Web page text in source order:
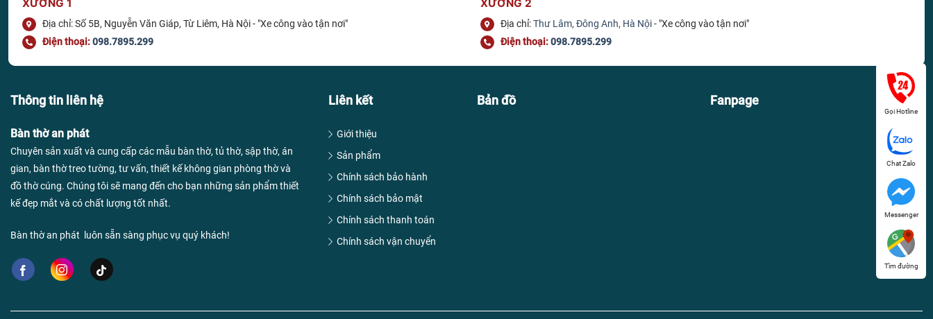
XƯỞNG 1
Địa chỉ: Số 5B, Nguyễn Văn Giáp, Từ Liêm, Hà Nội - "Xe công vào tận nơi"
Điện thoại:098.7895.299
XƯỞNG 2
Địa chỉ:Thư Lâm, Đông Anh, Hà Nội- "Xe công vào tận nơi"
Điện thoại:098.7895.299
Thông tin liên hệ
Bàn thờ an phát
Chuyên sản xuất và cung cấp các mẫu bàn thờ, tủ thờ, sập thờ, án
gian, bàn thờ treo tường, tư vấn, thiết kế không gian phòng thờ và
đồ thờ cúng. Chúng tôi sẽ mang đến cho bạn những sản phẩm thiết
kế đẹp mắt và có chất lượng tốt nhất.
Bàn thờ an phát luôn sẵn sàng phục vụ quý khách!
Liên kết
Giới thiệu
Sản phẩm
Chính sách bảo hành
Chính sách bảo mật
Chính sách thanh toán
Chính sách vận chuyển
Bản đồ Fanpage
Gọi Hotline
Chat Zalo
Messenger
Tìm đường